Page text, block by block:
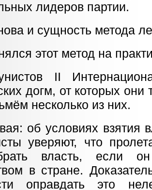
лидеров партии.
и сущность метода
этот метод на
II
догм, от которых они
несколько из них.
об условиях взятия
уверяют, что
власть, если
в стране.
оправдать это